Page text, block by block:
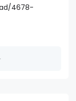
4678-